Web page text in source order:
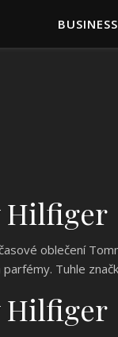
BUSINESS
Hilfiger
oblečení
parfémy. Tuhle
Hilfiger